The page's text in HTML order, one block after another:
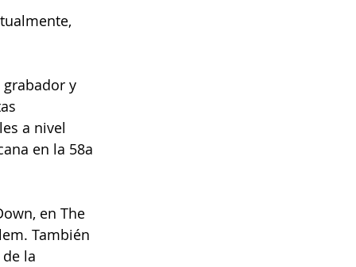
y
a nivel
en la 58a
en The
También
la